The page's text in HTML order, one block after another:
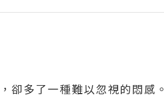
卻多了一種難以忽視的悶感。